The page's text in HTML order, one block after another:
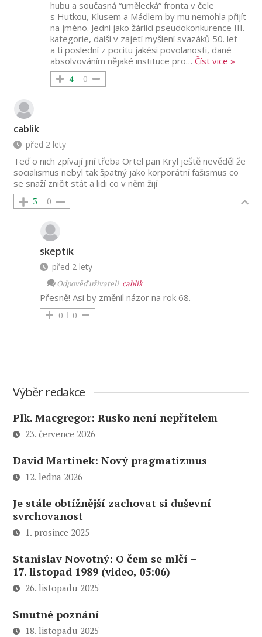
hubu a současná “umělecká” fronta v čele
s Hutkou, Klusem a Mádlem by mu nemohla přijít
na jméno. Jedni jako žárlící pseudokonkurence III.
kategorie, další v zajetí myšlení svazáků 50. let
a ti poslední z pocitu jakési povolanosti, dané
absolvováním nějaké instituce pro… Číst vice »
4 0
cablik
před 2 lety
Teď o nich zpívají jiní třeba Ortel pan Kryl ještě nevěděl že
socialismus nebyl tak špatný jako korporátní fašismus co
se snaží zničit stát a lidi co v něm žijí
3 0
skeptik
před 2 lety
Odpověď uživateli cablik
Přesně! Asi by změnil názor na rok 68.
0 0
Výběr redakce
Plk. Macgregor: Rusko není nepřítelem
23. července 2026
David Martinek: Nový pragmatizmus
12. ledna 2026
Je stále obtížnější zachovat si duševní
svrchovanost
1. prosince 2025
Stanislav Novotný: O čem se mlčí –
17. listopad 1989 (video, 05:06)
26. listopadu 2025
Smutné poznání
18. listopadu 2025